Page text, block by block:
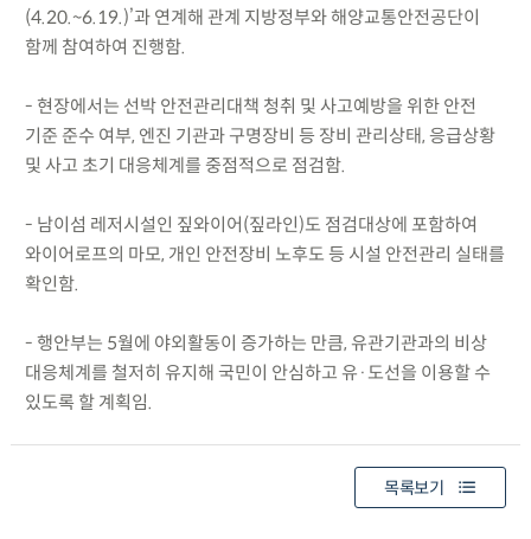
(4.20.~6.19.)’과 연계해 관계 지방정부와 해양교통안전공단이
함께 참여하여 진행함.
- 현장에서는 선박 안전관리대책 청취 및 사고예방을 위한 안전
기준 준수 여부, 엔진 기관과 구명장비 등 장비 관리상태, 응급상황
및 사고 초기 대응체계를 중점적으로 점검함.
- 남이섬 레저시설인 짚와이어(짚라인)도 점검대상에 포함하여
와이어로프의 마모, 개인 안전장비 노후도 등 시설 안전관리 실태를
확인함.
- 행안부는 5월에 야외활동이 증가하는 만큼, 유관기관과의 비상
대응체계를 철저히 유지해 국민이 안심하고 유·도선을 이용할 수
있도록 할 계획임.
목록보기